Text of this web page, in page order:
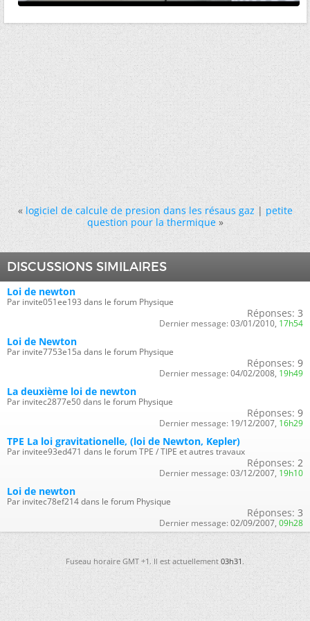
« logiciel de calcule de presion dans les résaus gaz|petite
question pour la thermique »
DISCUSSIONS SIMILAIRES
Loi de newton
Par invite051ee193 dans le forum Physique
Réponses: 3
Dernier message: 03/01/2010, 17h54
Loi de Newton
Par invite7753e15a dans le forum Physique
Réponses: 9
Dernier message: 04/02/2008, 19h49
La deuxième loi de newton
Par invitec2877e50 dans le forum Physique
Réponses: 9
Dernier message: 19/12/2007, 16h29
TPE La loi gravitationelle, (loi de Newton, Kepler)
Par invitee93ed471 dans le forum TPE / TIPE et autres travaux
Réponses: 2
Dernier message: 03/12/2007, 19h10
Loi de newton
Par invitec78ef214 dans le forum Physique
Réponses: 3
Dernier message: 02/09/2007, 09h28
Fuseau horaire GMT +1. Il est actuellement03h31.